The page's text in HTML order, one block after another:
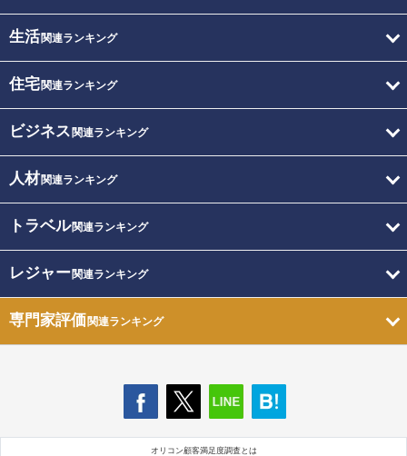
生活関連ランキング
住宅関連ランキング
ビジネス 関連ランキング
人材関連ランキング
トラベル関連ランキング
レジャー関連ランキング
専門家評価関連ランキング
オリコン顧客満足度調査とは